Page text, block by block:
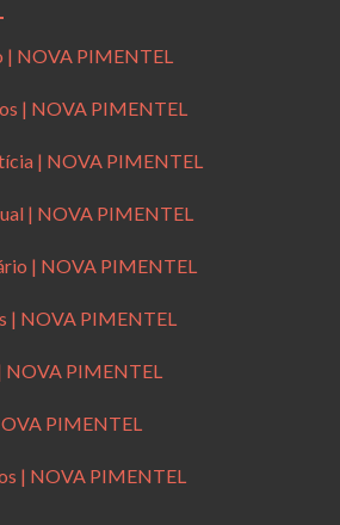
| NOVA PIMENTEL
| NOVA PIMENTEL
| NOVA PIMENTEL
| NOVA PIMENTEL
| NOVA PIMENTEL
| NOVA PIMENTEL
NOVA PIMENTEL
PIMENTEL
| NOVA PIMENTEL